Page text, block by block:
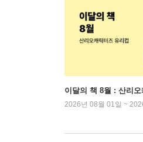
이달의 책 8월 : 산리오
2026년 08월 01일 ~